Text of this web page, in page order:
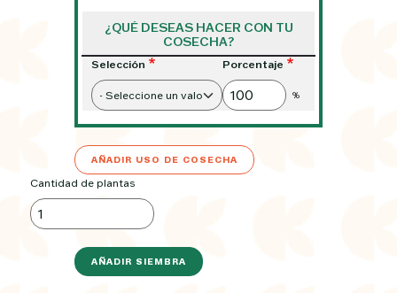
¿QUÉ DESEAS HACER CON TU
COSECHA?
Selección Porcentaje
%
AÑADIR USO DE COSECHA
Cantidad de plantas
AÑADIR SIEMBRA